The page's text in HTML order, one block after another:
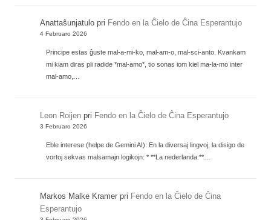
Anattaŝunjatulo pri Fendo en la Ĉielo de Ĉina Esperantujo
4 Februaro 2026
Principe estas ĝuste mal-a-mi-ko, mal-am-o, mal-sci-anto. Kvankam
mi kiam diras pli radide *mal-amo*, tio sonas iom kiel ma-la-mo inter
mal-amo,…
Leon Roijen pri Fendo en la Ĉielo de Ĉina Esperantujo
3 Februaro 2026
Eble interese (helpe de Gemini AI): En la diversaj lingvoj, la disigo de
vortoj sekvas malsamajn logikojn: * **La nederlanda:**…
Markos Malke Kramer pri Fendo en la Ĉielo de Ĉina
Esperantujo